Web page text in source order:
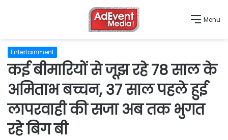
Menu
Entertainment
कई बीमारियों से जूझ रहे 78 साल के
अमिताभ बच्चन, 37 साल पहले हुई
लापरवाही की सजा अब तक भुगत
रहे बिग बी